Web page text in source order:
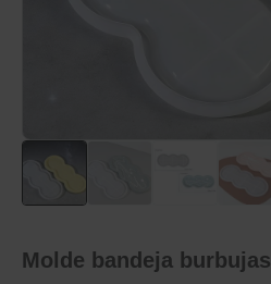
Molde bandeja burbujas